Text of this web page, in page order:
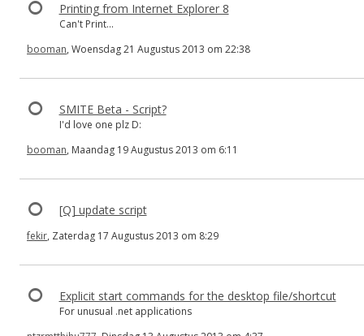
Printing from Internet Explorer 8
Can't Print...
booman, Woensdag 21 Augustus 2013 om 22:38
SMITE Beta - Script?
I'd love one plz D:
booman, Maandag 19 Augustus 2013 om 6:11
[Q] update script
fekir, Zaterdag 17 Augustus 2013 om 8:29
Explicit start commands for the desktop file/shortcut
For unusual .net applications